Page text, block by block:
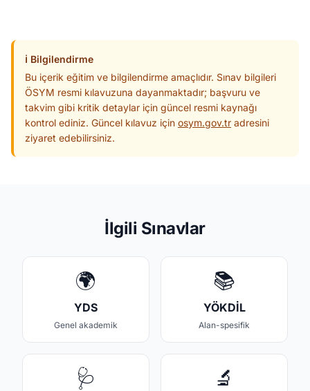
ℹ️ Bilgilendirme
Bu içerik eğitim ve bilgilendirme amaçlıdır. Sınav bilgileri
ÖSYM resmi kılavuzuna dayanmaktadır; başvuru ve
takvim gibi kritik detaylar için güncel resmi kaynağı
kontrol ediniz. Güncel kılavuz için osym.gov.tr adresini
ziyaret edebilirsiniz.
İlgili Sınavlar
🌍
YDS
Genel akademik
📚
YÖKDİL
Alan-spesifik
🩺 🔬